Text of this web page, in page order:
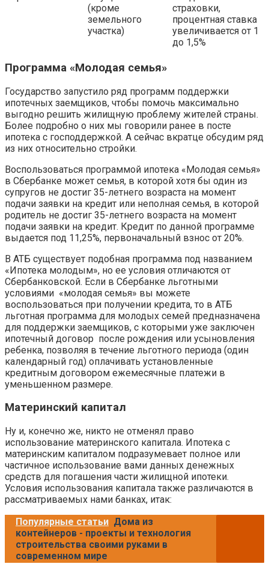
(кроме
земельного
участка)
страховки,
процентная ставка
увеличивается от 1
до 1,5%
Программа «Молодая семья»
Государство запустило ряд программ поддержки
ипотечных заемщиков, чтобы помочь максимально
выгодно решить жилищную проблему жителей страны.
Более подробно о них мы говорили ранее в посте
ипотека с господдержкой. А сейчас вкратце обсудим ряд
из них относительно стройки.
Воспользоваться программой ипотека «Молодая семья»
в Сбербанке может семья, в которой хотя бы один из
супругов не достиг 35-летнего возраста на момент
подачи заявки на кредит или неполная семья, в которой
родитель не достиг 35-летнего возраста на момент
подачи заявки на кредит. Кредит по данной программе
выдается под 11,25%, первоначальный взнос от 20%.
В АТБ существует подобная программа под названием
«Ипотека молодым», но ее условия отличаются от
Сбербанковской. Если в Сбербанке льготными
условиями «молодая семья» вы можете
воспользоваться при получении кредита, то в АТБ
льготная программа для молодых семей предназначена
для поддержки заемщиков, с которыми уже заключен
ипотечный договор после рождения или усыновления
ребенка, позволяя в течение льготного периода (один
календарный год) оплачивать установленные
кредитным договором ежемесячные платежи в
уменьшенном размере.
Материнский капитал
Ну и, конечно же, никто не отменял право
использование материнского капитала. Ипотека с
материнским капиталом подразумевает полное или
частичное использование вами данных денежных
средств для погашения части жилищной ипотеки.
Условия использования капитала также различаются в
рассматриваемых нами банках, итак:
Популярные статьи Дома из
контейнеров - проекты и технология
строительства своими руками в
современном мире